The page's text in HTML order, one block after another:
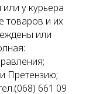
у курьера
товаров и их
или
Претензию;
661 09